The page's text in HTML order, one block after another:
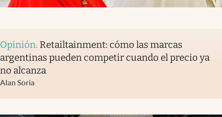
Opinión. Retailtainment: cómo las marcas
argentinas pueden competir cuando el precio ya
no alcanza
Alan Soria